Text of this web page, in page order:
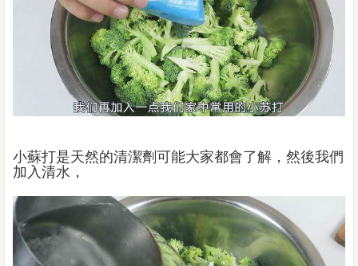
小蘇打是天然的清潔劑可能大家都會了解，然後我們
加入清水，